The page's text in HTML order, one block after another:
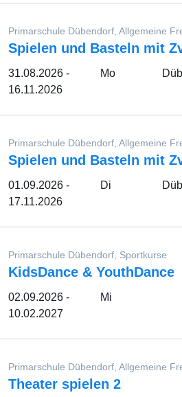
Primarschule Dübendorf, Allgemeine
Spielen und Basteln mit
31.08.2026 -
16.11.2026
Mo
Primarschule Dübendorf, Allgemeine
Spielen und Basteln mit
01.09.2026 -
17.11.2026
Di
Primarschule Dübendorf, Sportkurse
KidsDance & YouthDance
02.09.2026 -
10.02.2027
Mi
Primarschule Dübendorf, Allgemeine
Theater spielen 2